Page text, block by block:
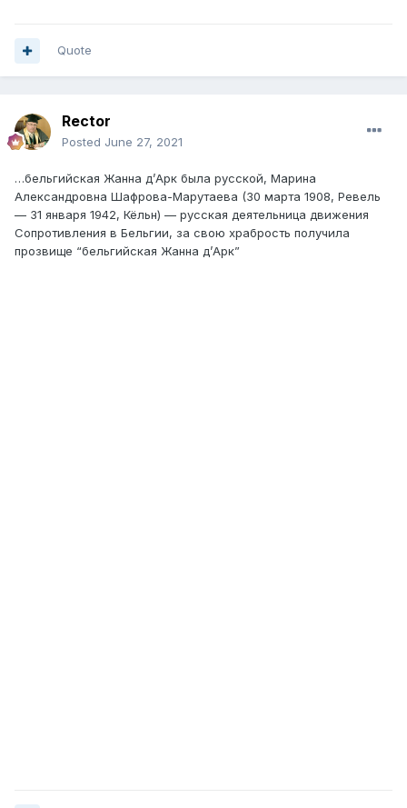
Quote
Rector
Posted June 27, 2021
…бельгийская Жанна д’Арк была русской, Марина
Александровна Шафрова-Марутаева (30 марта 1908, Ревель
— 31 января 1942, Кёльн) — русская деятельница движения
Сопротивления в Бельгии, за свою храбрость получила
прозвище “бельгийская Жанна д’Арк”